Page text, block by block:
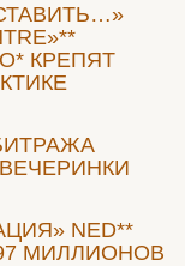
КРЕПЯТ
NED**
МИЛЛИОНОВ